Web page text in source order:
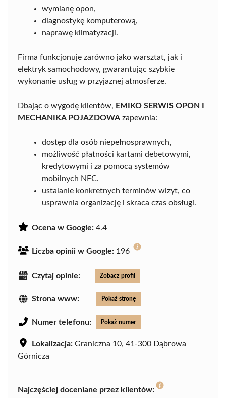
wymianę opon,
diagnostykę komputerową,
naprawę klimatyzacji.
Firma funkcjonuje zarówno jako warsztat, jak i
elektryk samochodowy, gwarantując szybkie
wykonanie usług w przyjaznej atmosferze.
Dbając o wygodę klientów, EMIKO SERWIS OPON I
MECHANIKA POJAZDOWA zapewnia:
dostęp dla osób niepełnosprawnych,
możliwość płatności kartami debetowymi,
kredytowymi i za pomocą systemów
mobilnych NFC.
ustalanie konkretnych terminów wizyt, co
usprawnia organizację i skraca czas obsługi.
Ocena w Google: 4.4
Liczba opinii w Google: 196
Czytaj opinie: Zobacz profil
Strona www: Pokaż stronę
Numer telefonu: Pokaż numer
Lokalizacja: Graniczna 10, 41-300 Dąbrowa
Górnicza
Najczęściej doceniane przez klientów: